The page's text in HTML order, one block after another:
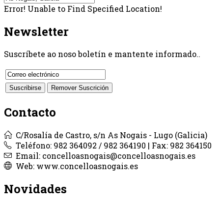
Error! Unable to Find Specified Location!
Newsletter
Suscríbete ao noso boletín e mantente informado..
Contacto
C/Rosalía de Castro, s/n As Nogais - Lugo (Galicia)
Teléfono: 982 364092 / 982 364190 | Fax: 982 364150
Email: concelloasnogais@concelloasnogais.es
Web: www.concelloasnogais.es
Novidades